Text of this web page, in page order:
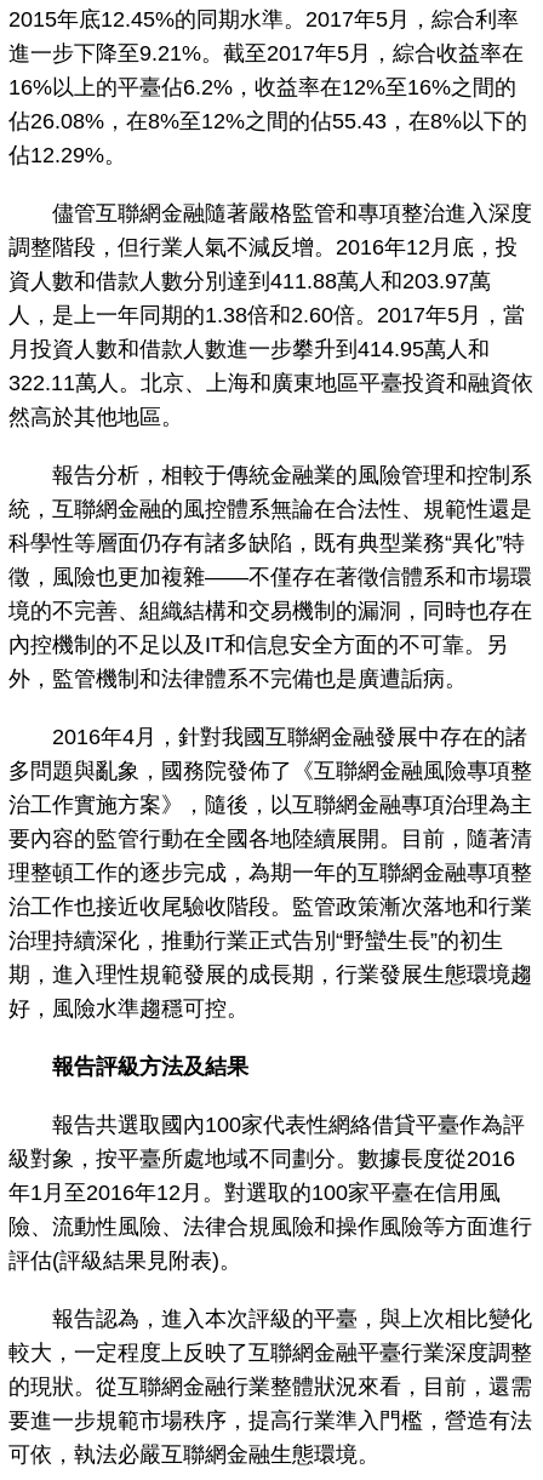
2015年底12.45%的同期水準。2017年5月，綜合利率
進一步下降至9.21%。截至2017年5月，綜合收益率在
16%以上的平臺佔6.2%，收益率在12%至16%之間的
佔26.08%，在8%至12%之間的佔55.43，在8%以下的
佔12.29%。
儘管互聯網金融隨著嚴格監管和專項整治進入深度
調整階段，但行業人氣不減反增。2016年12月底，投
資人數和借款人數分別達到411.88萬人和203.97萬
人，是上一年同期的1.38倍和2.60倍。2017年5月，當
月投資人數和借款人數進一步攀升到414.95萬人和
322.11萬人。北京、上海和廣東地區平臺投資和融資依
然高於其他地區。
報告分析，相較于傳統金融業的風險管理和控制系
統，互聯網金融的風控體系無論在合法性、規範性還是
科學性等層面仍存有諸多缺陷，既有典型業務“異化”特
徵，風險也更加複雜——不僅存在著徵信體系和市場環
境的不完善、組織結構和交易機制的漏洞，同時也存在
內控機制的不足以及IT和信息安全方面的不可靠。另
外，監管機制和法律體系不完備也是廣遭詬病。
2016年4月，針對我國互聯網金融發展中存在的諸
多問題與亂象，國務院發佈了《互聯網金融風險專項整
治工作實施方案》，隨後，以互聯網金融專項治理為主
要內容的監管行動在全國各地陸續展開。目前，隨著清
理整頓工作的逐步完成，為期一年的互聯網金融專項整
治工作也接近收尾驗收階段。監管政策漸次落地和行業
治理持續深化，推動行業正式告別“野蠻生長”的初生
期，進入理性規範發展的成長期，行業發展生態環境趨
好，風險水準趨穩可控。
報告評級方法及結果
報告共選取國內100家代表性網絡借貸平臺作為評
級對象，按平臺所處地域不同劃分。數據長度從2016
年1月至2016年12月。對選取的100家平臺在信用風
險、流動性風險、法律合規風險和操作風險等方面進行
評估(評級結果見附表)。
報告認為，進入本次評級的平臺，與上次相比變化
較大，一定程度上反映了互聯網金融平臺行業深度調整
的現狀。從互聯網金融行業整體狀況來看，目前，還需
要進一步規範市場秩序，提高行業準入門檻，營造有法
可依，執法必嚴互聯網金融生態環境。